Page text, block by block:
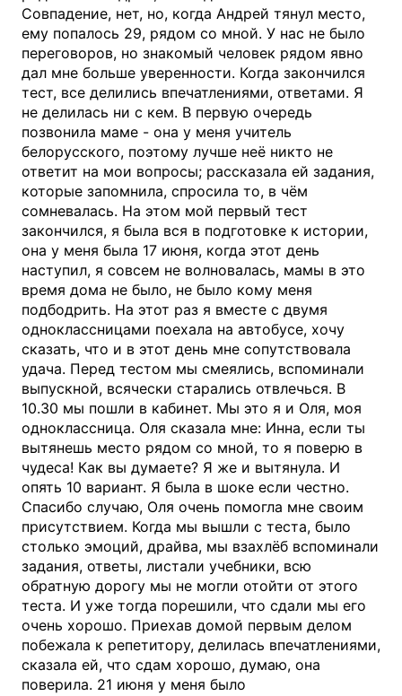
Совпадение, нет, но, когда Андрей тянул место,
ему попалось 29, рядом со мной. У нас не было
переговоров, но знакомый человек рядом явно
дал мне больше уверенности. Когда закончился
тест, все делились впечатлениями, ответами. Я
не делилась ни с кем. В первую очередь
позвонила маме - она у меня учитель
белорусского, поэтому лучше неё никто не
ответит на мои вопросы; рассказала ей задания,
которые запомнила, спросила то, в чём
сомневалась. На этом мой первый тест
закончился, я была вся в подготовке к истории,
она у меня была 17 июня, когда этот день
наступил, я совсем не волновалась, мамы в это
время дома не было, не было кому меня
подбодрить. На этот раз я вместе с двумя
одноклассницами поехала на автобусе, хочу
сказать, что и в этот день мне сопутствовала
удача. Перед тестом мы смеялись, вспоминали
выпускной, всячески старались отвлечься. В
10.30 мы пошли в кабинет. Мы это я и Оля, моя
одноклассница. Оля сказала мне: Инна, если ты
вытянешь место рядом со мной, то я поверю в
чудеса! Как вы думаете? Я же и вытянула. И
опять 10 вариант. Я была в шоке если честно.
Спасибо случаю, Оля очень помогла мне своим
присутствием. Когда мы вышли с теста, было
столько эмоций, драйва, мы взахлёб вспоминали
задания, ответы, листали учебники, всю
обратную дорогу мы не могли отойти от этого
теста. И уже тогда порешили, что сдали мы его
очень хорошо. Приехав домой первым делом
побежала к репетитору, делилась впечатлениями,
сказала ей, что сдам хорошо, думаю, она
поверила. 21 июня у меня было